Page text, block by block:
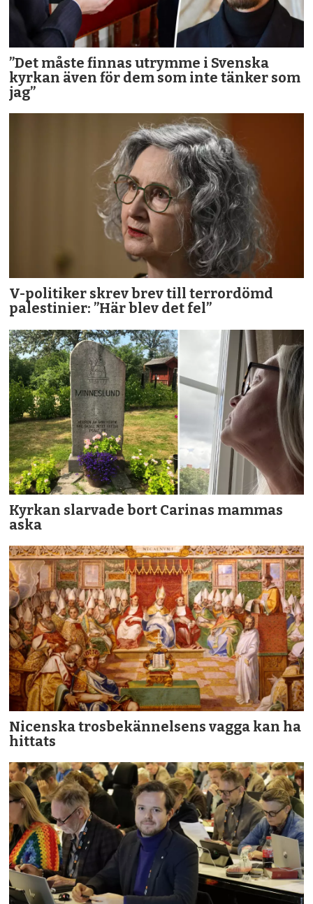
”Det måste finnas utrymme i Svenska
kyrkan även för dem som inte tänker som
jag”
V-politiker skrev brev till terror­dömd
palestinier: ”Här blev det fel”
Kyrkan slarvade bort Carinas mammas
aska
Nicenska trosbekännelsens vagga kan ha
hittats